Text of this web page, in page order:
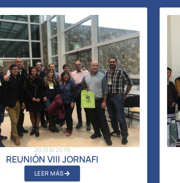
20/08/2019
REUNIÓN VIII JORNAFI
LEER MÁS